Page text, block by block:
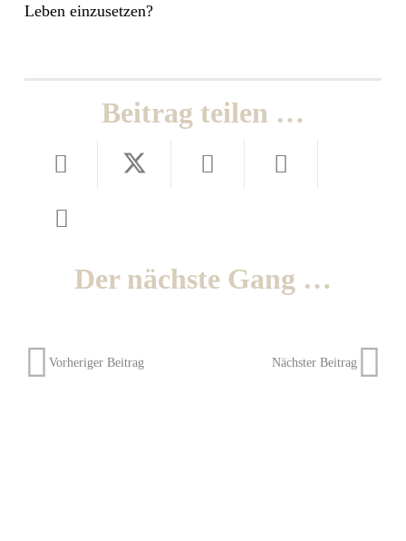
Leben einzusetzen?
Beitrag teilen …
Der nächste Gang …
Vorheriger Beitrag Nächster Beitrag